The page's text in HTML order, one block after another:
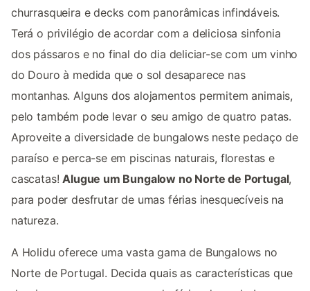
churrasqueira e decks com panorâmicas infindáveis.
Terá o privilégio de acordar com a deliciosa sinfonia
dos pássaros e no final do dia deliciar-se com um vinho
do Douro à medida que o sol desaparece nas
montanhas. Alguns dos alojamentos permitem animais,
pelo também pode levar o seu amigo de quatro patas.
Aproveite a diversidade de bungalows neste pedaço de
paraíso e perca-se em piscinas naturais, florestas e
cascatas!Alugue um Bungalow no Norte de Portugal,
para poder desfrutar de umas férias inesquecíveis na
natureza.
A Holidu oferece uma vasta gama de Bungalows no
Norte de Portugal. Decida quais as características que